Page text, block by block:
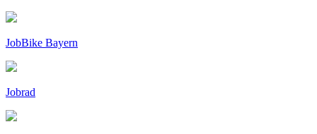
JobBike Bayern
Jobrad